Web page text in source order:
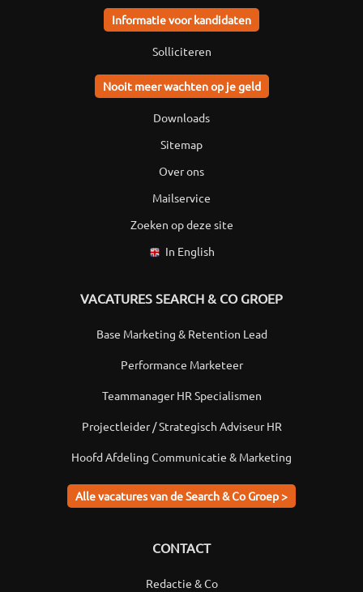
Informatie voor kandidaten
Solliciteren
Nooit meer wachten op je geld
Downloads
Sitemap
Over ons
Mailservice
Zoeken op deze site
In English
VACATURES SEARCH & CO GROEP
Base Marketing & Retention Lead
Performance Marketeer
Teammanager HR Specialismen
Projectleider / Strategisch Adviseur HR
Hoofd Afdeling Communicatie & Marketing
Alle vacatures van de Search & Co Groep >
CONTACT
Redactie & Co